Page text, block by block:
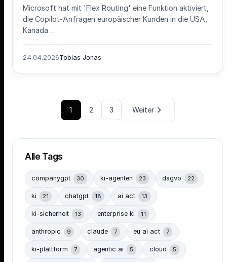
Microsoft hat mit 'Flex Routing' eine Funktion aktiviert,
die Copilot-Anfragen europäischer Kunden in die USA,
Kanada …
24.04.2026Tobias Jonas
1 2 3 Weiter
Alle Tags
companygpt 30 ki-agenten 23 dsgvo 22
ki 21 chatgpt 18 ai act 13
ki-sicherheit 13 enterprise ki 11
anthropic 9 claude 7 eu ai act 7
ki-plattform 7 agentic ai 5 cloud 5